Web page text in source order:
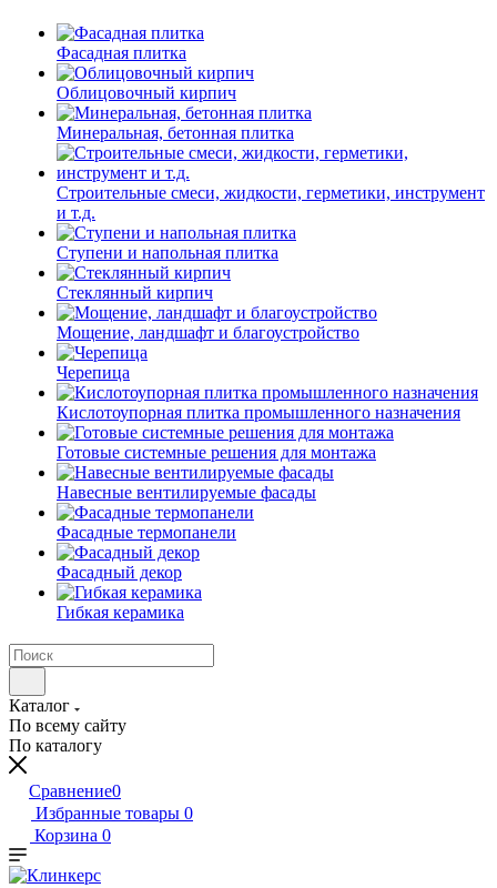
Фасадная плитка
Облицовочный кирпич
Минеральная, бетонная плитка
Строительные смеси, жидкости, герметики, инструмент
и т.д.
Ступени и напольная плитка
Cтеклянный кирпич
Мощение, ландшафт и благоустройство
Черепица
Кислотоупорная плитка промышленного назначения
Готовые системные решения для монтажа
Навесные вентилируемые фасады
Фасадные термопанели
Фасадный декор
Гибкая керамика
Каталог
По всему сайту
По каталогу
Сравнение0
Избранные товары 0
Корзина 0